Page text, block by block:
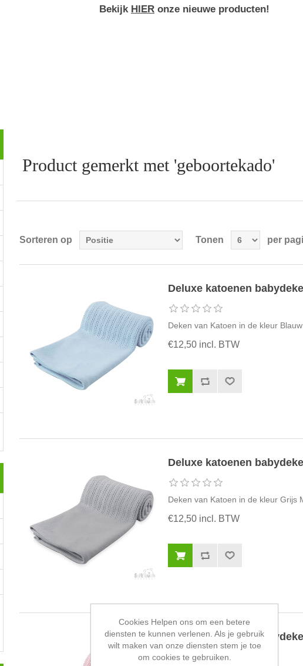
Bekijk HIER onze nieuwe producten!
Product gemerkt met 'geboortekado'
Sorteren op Tonen per
Deluxe katoenen
Deken van Katoen in de kleur
€12,50 incl. BTW
Deluxe katoenen
Deken van Katoen in de kleur Grijs
€12,50 incl. BTW
Deluxe katoenen
Cookies Helpen ons om een betere
diensten te kunnen verlenen. Als je gebruik
wilt maken van onze diensten stem je toe
om cookies te gebruiken.